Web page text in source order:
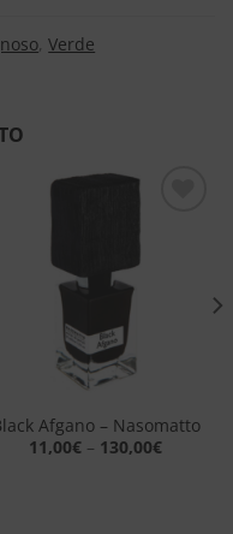
,Verde
Afgano – Nasomatto
11,00€ – 130,00€